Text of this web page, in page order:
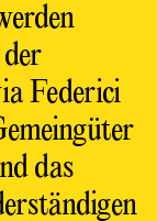
Federici
das